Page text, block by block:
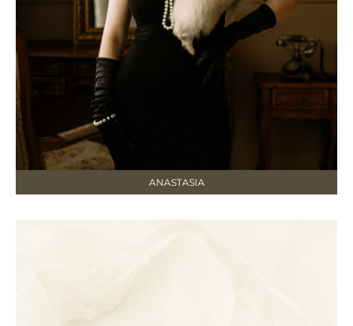
ANASTASIA